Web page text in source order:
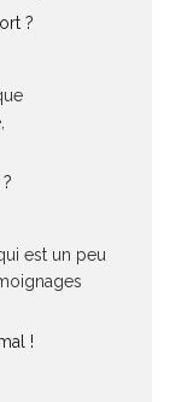
?
est un peu
!